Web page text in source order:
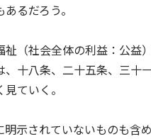
るだろう。
（社会全体の利益：公益
十八条、二十五条、三十
ていく。
示されていないものも含